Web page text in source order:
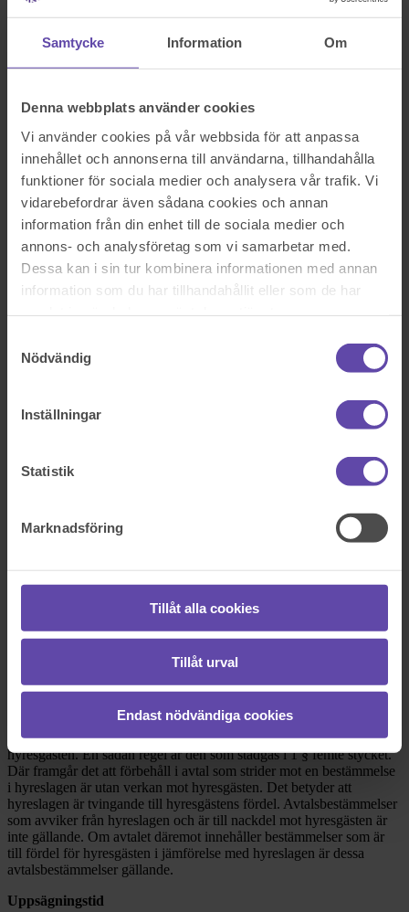
Samtycke Information Om
Denna webbplats använder cookies
Vi använder cookies på vår webbsida för att anpassa
innehållet och annonserna till användarna, tillhandahålla
funktioner för sociala medier och analysera vår trafik. Vi
vidarebefordrar även sådana cookies och annan
information från din enhet till de sociala medier och
annons- och analysföretag som vi samarbetar med.
Dessa kan i sin tur kombinera informationen med annan
information som du har tillhandahållit eller som de har
Nödvändig
Inställningar
Statistik
Marknadsföring
Tillåt alla cookies
Tillåt urval
Endast nödvändiga cookies
Sök efter en fråga
Bostad & Fastighet
Hur lång uppsägningstid har
en hyresgäst?
Hej
min särbo hyr ut en lägenhet i sitt privata hus. Hyresgästen skrev på
ett avtal om ingen besittningsrätt, detta registrerades hos
hyresnämnden 2014. Min särbo tänker sälja huset och hyresgästens
lägenhet behöver helrenoveras innan försäljning.
uppsägningstid utan att ange orsak?
På kontor, telefon eller onlinemöte
Rådgivarens svar
2020-06-04
Hej, stort tack för att du vänder dig till Fråga Juristen med din fråga.
Hyreslagen
Regler kring hyra finns ijordabalkens 12 kap, vanligtvis kallat
hyreslagen.Hyreslagen bygger i stor utsträckning på ett skydd för
hyresgästen. En sådan regel är den som stadgas i 1 § femte stycket.
Där framgår det att förbehåll i avtal som strider mot en bestämmelse
i hyreslagen är utan verkan mot hyresgästen. Det betyder att
hyreslagen är tvingande till hyresgästens fördel. Avtalsbestämmelser
som avviker från hyreslagen och är till nackdel mot hyresgästen är
inte gällande. Om avtalet däremot innehåller bestämmelser som är
till fördel för hyresgästen i jämförelse med hyreslagen är dessa
avtalsbestämmelser gällande.
Uppsägningstid